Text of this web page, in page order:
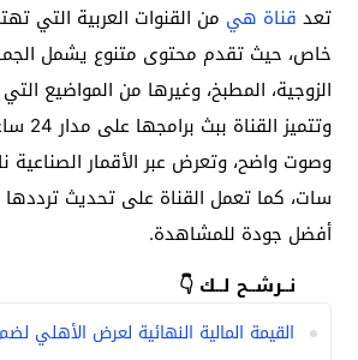
تعد قناة هي من القنوات العربية التي
خاص، حيث تقدم محتوى متنوع يشمل
الزوجية، المطبخ، وغيرها من المواضيع
وتتميز
وصوت واضح، وتعرض عبر الأقمار الصناعية
سات، كما تعمل القناة على تحديث
أفضل جودة للمشاهدة.
نــرشــح لــك 👇
القيمة المالية النهائية لعرض الأهلي